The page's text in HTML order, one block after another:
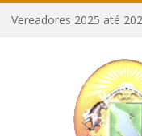
Vereadores 2025 até